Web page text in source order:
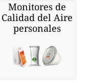
Monitores de
Calidad del Aire
personales